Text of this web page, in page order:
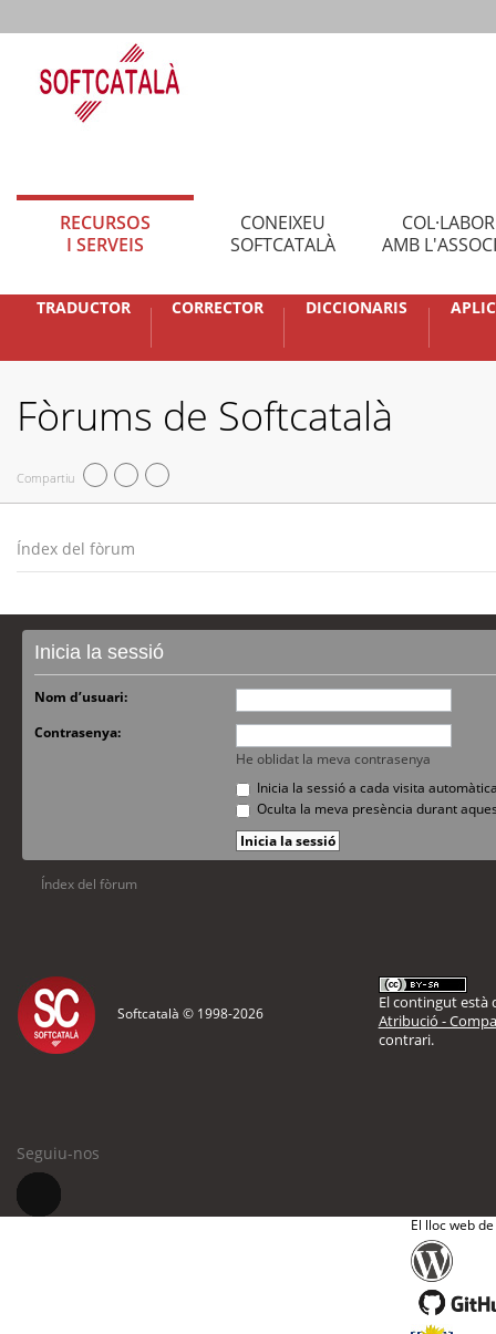
RECURSOS
I SERVEIS
CONEIXEU
SOFTCATALÀ
AMB
TRADUCTOR CORRECTOR DICCIONARIS
Fòrums de Softcatalà
Compartiu
Índex del fòrum
Inicia la sessió
Nom d’usuari:
Contrasenya:
He oblidat la meva contrasenya
Inicia la sessió a cada visita
Oculta la meva presència durant
Índex del fòrum
Softcatalà © 1998-2026
El contingut està
Atribució -
contrari.
Seguiu-nos
El lloc web